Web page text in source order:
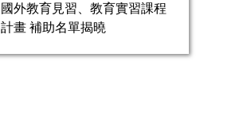
國外教育見習、教育實習課程
計畫 補助名單揭曉